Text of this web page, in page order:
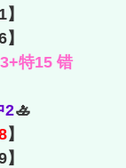
特15 错
2🚣
】